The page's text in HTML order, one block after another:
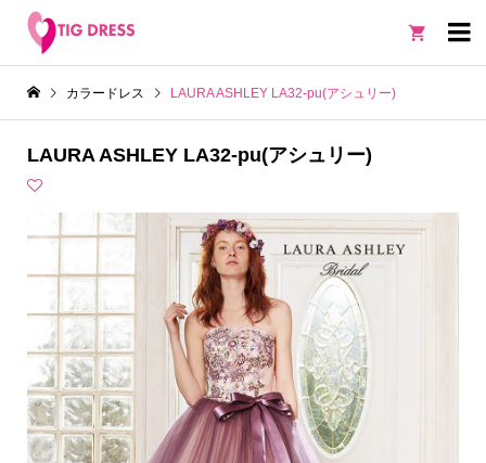

カラードレス LAURA ASHLEY LA32-pu(アシュリー)
LAURA ASHLEY LA32-pu(アシュリー)